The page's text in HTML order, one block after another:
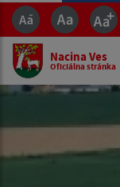
Nacina Ves
Oficiálna stránka